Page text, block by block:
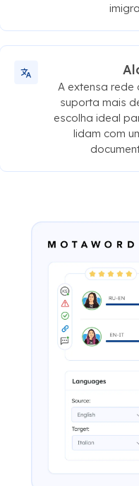
A extensa
suporta mais
escolha ideal
lidam com